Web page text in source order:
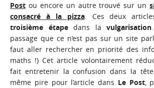
Post ou encore un autre trouvé sur un
consacré à la pizza. Ces deux
troisième étapedans lavulgarisation
passage que ce n’est pas sur un site
faut aller rechercher en priorité des
maths !) Cet article volontairement
fait entretenir la confusion dans la tête
même pire pour l’article dans Le Post,